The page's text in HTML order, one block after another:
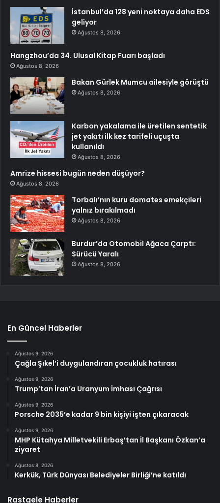
İstanbul’da 128 yeni noktaya daha EDS
geliyor
Ağustos 8, 2026
Hangzhou’da 34. Ulusal Kitap Fuarı başladı
Ağustos 8, 2026
Bakan Gürlek Mumcu ailesiyle görüştü
Ağustos 8, 2026
Karbon yakalama ile üretilen sentetik
jet yakıtı ilk kez tarifeli uçuşta
kullanıldı
Ağustos 8, 2026
Amrize hissesi bugün neden düşüyor?
Ağustos 8, 2026
Torbalı’nın kuru domates emekçileri
yalnız bırakılmadı
Ağustos 8, 2026
Burdur’da Otomobil Ağaca Çarptı:
Sürücü Yaralı
Ağustos 8, 2026
En Güncel Haberler
Ağustos 9, 2026
Çağla Şıkel’i duygulandıran çocukluk hatırası
Ağustos 9, 2026
Trump’tan İran’a Uranyum İmhası Çağrısı
Ağustos 9, 2026
Porsche 2035’e kadar 9 bin kişiyi işten çıkaracak
Ağustos 9, 2026
MHP Kütahya Milletvekili Erbaş’tan İl Başkanı Özkan’a
ziyaret
Ağustos 8, 2026
Kerkük, Türk Dünyası Belediyeler Birliği’ne katıldı
Rastgele Haberler